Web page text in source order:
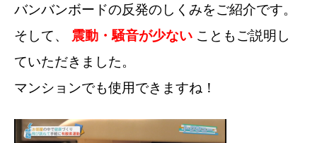
バンバンボードの反発のしくみをご紹介です。
そして、 震動・騒音が少ない こともご説明し
ていただきました。
マンションでも使用できますね！